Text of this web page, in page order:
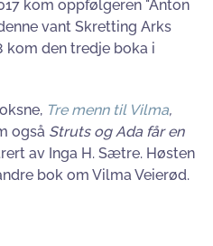
kom oppfølgeren "Anton
vant Skretting Arks
kom den tredje boka i
Tre menn til Vilma,
også Struts og Ada får en
av Inga H. Sætre. Høsten
bok om Vilma Veierød.